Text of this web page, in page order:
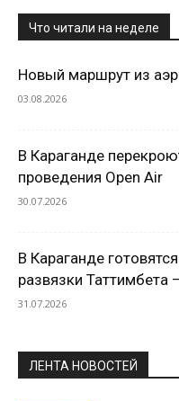
Что читали на неделе
Новый маршрут из
03.08.2026
В Караганде
проведения Open Air
30.07.2026
В Караганде
развязки Таттимбета
31.07.2026
ЛЕНТА НОВОСТЕЙ